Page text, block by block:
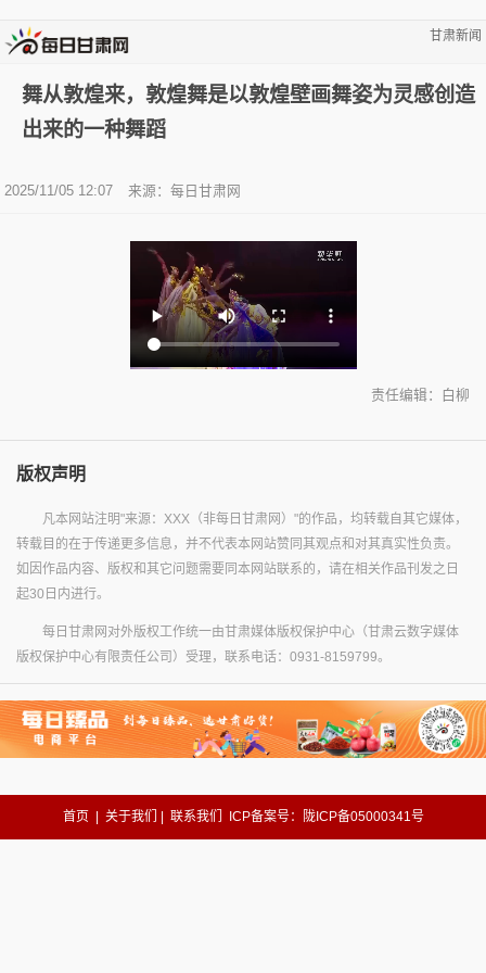
甘肃新闻
舞从敦煌来，敦煌舞是以敦煌壁画舞姿为灵感创造
出来的一种舞蹈
2025/11/05 12:07 来源： 每日甘肃网
责任编辑：白柳
版权声明
凡本网站注明"来源：XXX（非每日甘肃网）"的作品，均转载自其它媒体，
转载目的在于传递更多信息，并不代表本网站赞同其观点和对其真实性负责。
如因作品内容、版权和其它问题需要同本网站联系的，请在相关作品刊发之日
起30日内进行。
每日甘肃网对外版权工作统一由甘肃媒体版权保护中心（甘肃云数字媒体
版权保护中心有限责任公司）受理，联系电话：0931-8159799。
首页| 关于我们 | 联系我们 ICP备案号：陇ICP备05000341号